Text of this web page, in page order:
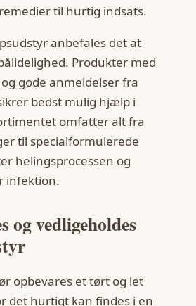
til hurtig indsats.
anbefales det at
Produkter med
gode anmeldelser fra
bedst mulig hjælp i
omfatter alt fra
til specialformulerede
helingsprocessen og
infektion.
og vedligeholdes
opbevares et tørt og let
det hurtigt kan findes i en